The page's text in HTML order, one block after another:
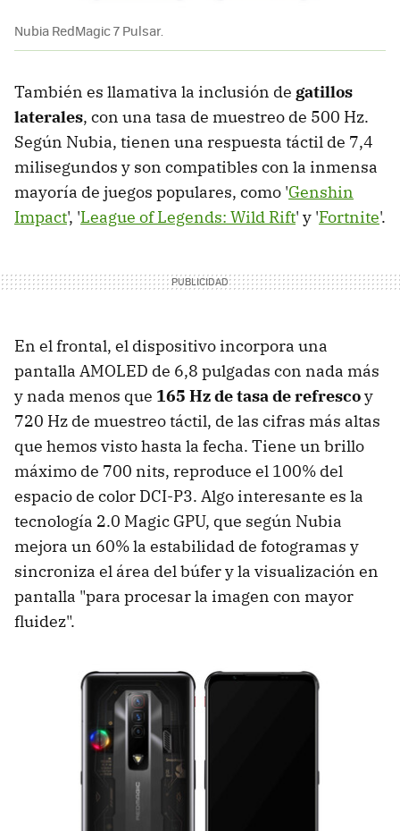
Nubia RedMagic 7 Pulsar.
También es llamativa la inclusión de gatillos
laterales, con una tasa de muestreo de 500 Hz.
Según Nubia, tienen una respuesta táctil de 7,4
milisegundos y son compatibles con la inmensa
mayoría de juegos populares, como 'Genshin
Impact', 'League of Legends: Wild Rift' y 'Fortnite'.
En el frontal, el dispositivo incorpora una
pantalla AMOLED de 6,8 pulgadas con nada más
y nada menos que 165 Hz de tasa de refrescoy
720 Hz de muestreo táctil, de las cifras más altas
que hemos visto hasta la fecha. Tiene un brillo
máximo de 700 nits, reproduce el 100% del
espacio de color DCI-P3. Algo interesante es la
tecnología 2.0 Magic GPU, que según Nubia
mejora un 60% la estabilidad de fotogramas y
sincroniza el área del búfer y la visualización en
pantalla "para procesar la imagen con mayor
fluidez".